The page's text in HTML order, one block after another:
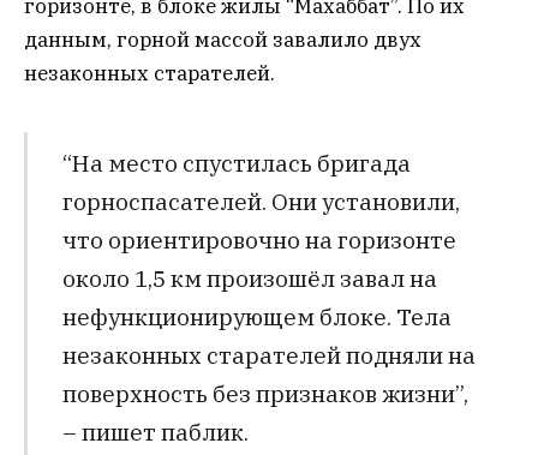
горизонте, в блоке жилы “Махаббат”. По их
данным, горной массой завалило двух
незаконных старателей.
“На место спустилась бригада
горноспасателей. Они установили,
что ориентировочно на горизонте
около 1,5 км произошёл завал на
нефункционирующем блоке. Тела
незаконных старателей подняли на
поверхность без признаков жизни”,
– пишет паблик.